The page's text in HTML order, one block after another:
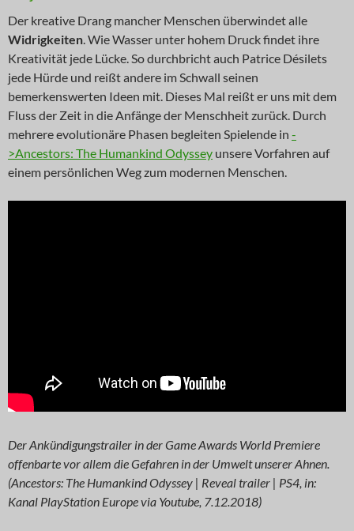
Der kreative Drang mancher Menschen überwindet alle
Widrigkeiten. Wie Wasser unter hohem Druck findet ihre
Kreativität jede Lücke. So durchbricht auch Patrice Désilets
jede Hürde und reißt andere im Schwall seinen
bemerkenswerten Ideen mit. Dieses Mal reißt er uns mit dem
Fluss der Zeit in die Anfänge der Menschheit zurück. Durch
mehrere evolutionäre Phasen begleiten Spielende in -
>Ancestors: The Humankind Odyssey unsere Vorfahren auf
einem persönlichen Weg zum modernen Menschen.
Der Ankündigungstrailer in der Game Awards World Premiere
offenbarte vor allem die Gefahren in der Umwelt unserer Ahnen.
(Ancestors: The Humankind Odyssey | Reveal trailer | PS4, in:
Kanal PlayStation Europe via Youtube, 7.12.2018)